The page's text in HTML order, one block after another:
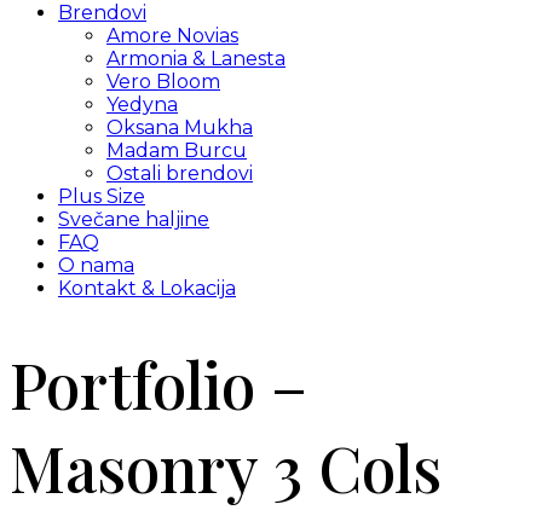
Brendovi
Amore Novias
Armonia & Lanesta
Vero Bloom
Yedyna
Oksana Mukha
Madam Burcu
Ostali brendovi
Plus Size
Svečane haljine
FAQ
O nama
Kontakt & Lokacija
Portfolio –
Masonry 3 Cols